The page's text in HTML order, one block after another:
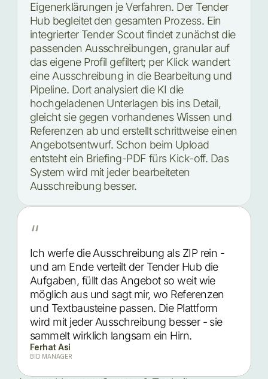
Eigenerklärungen je Verfahren. Der Tender
Hub begleitet den gesamten Prozess. Ein
integrierter Tender Scout findet zunächst die
passenden Ausschreibungen, granular auf
das eigene Profil gefiltert; per Klick wandert
eine Ausschreibung in die Bearbeitung und
Pipeline. Dort analysiert die KI die
hochgeladenen Unterlagen bis ins Detail,
gleicht sie gegen vorhandenes Wissen und
Referenzen ab und erstellt schrittweise einen
Angebotsentwurf. Schon beim Upload
entsteht ein Briefing-PDF fürs Kick-off. Das
System wird mit jeder bearbeiteten
Ausschreibung besser.
“
Ich werfe die Ausschreibung als ZIP rein -
und am Ende verteilt der Tender Hub die
Aufgaben, füllt das Angebot so weit wie
möglich aus und sagt mir, wo Referenzen
und Textbausteine passen. Die Plattform
wird mit jeder Ausschreibung besser - sie
sammelt wirklich langsam ein Hirn.
Ferhat Asi
BID MANAGER